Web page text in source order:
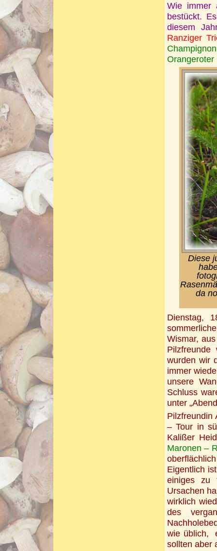
Wie immer
bestückt.
diesem
Ranziger
Orangeroter
Diese
da
Dienstag,
Wismar,
wurden wir
immer
unsere
Schluss
unter
Pilzfreundin
– Tour in
Kalißer
Maronen –
Eigentlich
einiges zu
Ursachen
wirklich
des
wie üblich,
sollten aber